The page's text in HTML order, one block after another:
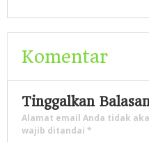
Komentar
Tinggalkan
Alamat email Anda tidak
wajib ditandai *